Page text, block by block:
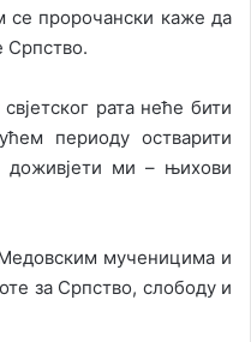
се пророчански каже да
Српство.
рата неће бити
периоду остварити
ми – њихови
мученицима и
за Српство, слободу и